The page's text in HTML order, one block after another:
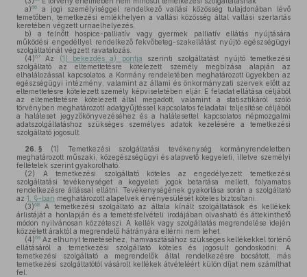
a)66
a jogi személyiséggel rendelkező vallási közösség tulajdonában lévő
temetőben, temetkezési emlékhelyen a vallási közösség által vallási szertartás
keretében végzett urnaelhelyezés,
b) a felnőtt hospice-palliatív vagy gyermek palliatív ellátás nyújtására
működési engedéllyel rendelkező fekvőbeteg-szakellátást nyújtó egészségügyi
szolgáltatónál végzett ravatalozás.
(4)67 Az (1) bekezdés a) pontja szerinti szolgáltatást nyújtó temetkezési
szolgáltató az eltemettetésre kötelezett személy megbízása alapján az
elhalálozással kapcsolatos, a Kormány rendeletében meghatározott ügyekben az
egészségügyi intézmény, valamint az állami és önkormányzati szervek előtt az
eltemettetésre kötelezett személy képviseletében eljár. E feladat ellátása céljából
az eltemettetésre kötelezett által megadott, valamint a statisztikáról szóló
törvényben meghatározott adatgyűjtéssel kapcsolatos feladatai teljesítése céljából
a haláleset jegyzőkönyvezéséhez és a halálesettel kapcsolatos népmozgalmi
adatszolgáltatáshoz szükséges személyes adatok kezelésére a temetkezési
szolgáltató jogosult.
26. § (1)
Temetkezési szolgáltatási tevékenység kormányrendeletben
meghatározott műszaki, közegészségügyi és alapvető kegyeleti, illetve személyi
feltételek szerint gyakorolható.
(2) A temetkezési szolgáltató köteles az engedélyezett temetkezési
szolgáltatási tevékenységet a kegyeleti jogok betartása mellett, folyamatos
rendelkezésre állással ellátni. Tevékenységének gyakorlása során a szolgáltató
az 1. §-ban meghatározott alapelvek érvényesülését köteles biztosítani.
(3)68
A temetkezési szolgáltató az általa kínált szolgáltatások és kellékek
árlistáját a honlapján és a temetésfelvételi irodájában olvasható és áttekinthető
módon nyilvánosan közzéteszi. A kellék vagy szolgáltatás megrendelése idején
közzétett áraktól a megrendelő hátrányára eltérni nem lehet.
(4)69 Az elhunyt temetéséhez, hamvasztásához szükséges kellékekkel történő
ellátásáról a temetkezési szolgáltató köteles és jogosult gondoskodni. A
temetkezési szolgáltató a megrendelők által rendelkezésre bocsátott, más
temetkezési szolgáltatótól vásárolt kellékek átvételéért külön díjat nem számíthat
fel.